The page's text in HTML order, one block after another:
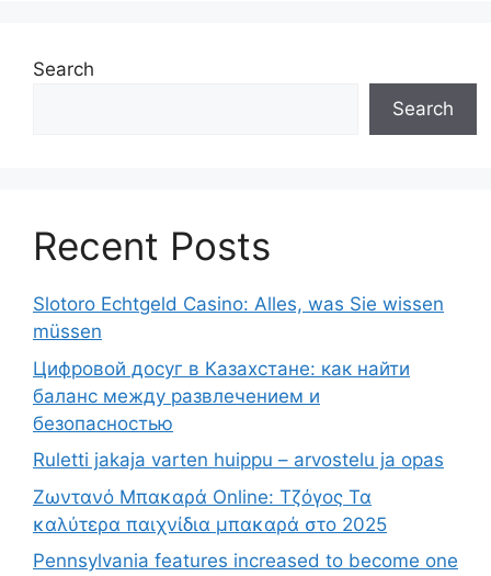
Search
Search
Recent Posts
Slotoro Echtgeld Casino: Alles, was Sie wissen
müssen
Цифровой досуг в Казахстане: как найти
баланс между развлечением и
безопасностью
Ruletti jakaja varten huippu – arvostelu ja opas
Ζωντανό Μπακαρά Online: Τζόγος Τα
καλύτερα παιχνίδια μπακαρά στο 2025
Pennsylvania features increased to become one